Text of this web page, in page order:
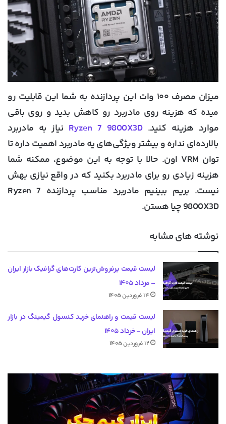
میزان مصرف ۱۰۰ وات این پردازنده به شما این قابلیت رو
میده که هزینه روی مادربرد رو کاهش بدید و روی باقی
موارد هزینه کنید.Ryzen 7 9800X3D نیاز به مادربرد
بالارده‌ای نداره و بیشتر ویژگی‌های یه مادربرد اهمیت داره تا
توان VRM اون. حالا با توجه به این موضوع، ممکنه شما
هزینه زیادی رو برای مادربرد بکنید که در واقع نیازی بهش
نیست. بریم ببینیم مادربرد مناسب پردازنده Ryzen 7
9800X3D چیا هستن.
نوشته های مشابه
لیست قیمت پرفروش‌ترین کارت‌های گرافیک بازار ایران
– مرداد ۱۴۰۵
۱۴ فروردین ۱۴۰۵
لیست قیمت و راهنمای خرید کنسول گیمینگ در بازار
ایران – خرداد ۱۴۰۵
۱۲ فروردین ۱۴۰۵